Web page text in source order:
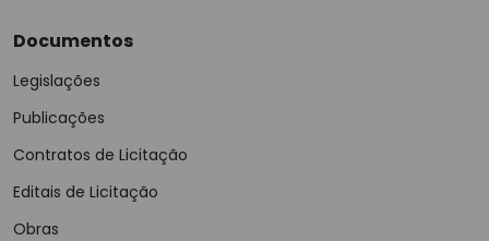
Documentos
Legislações
Publicações
Contratos de Licitação
Editais de Licitação
Obras